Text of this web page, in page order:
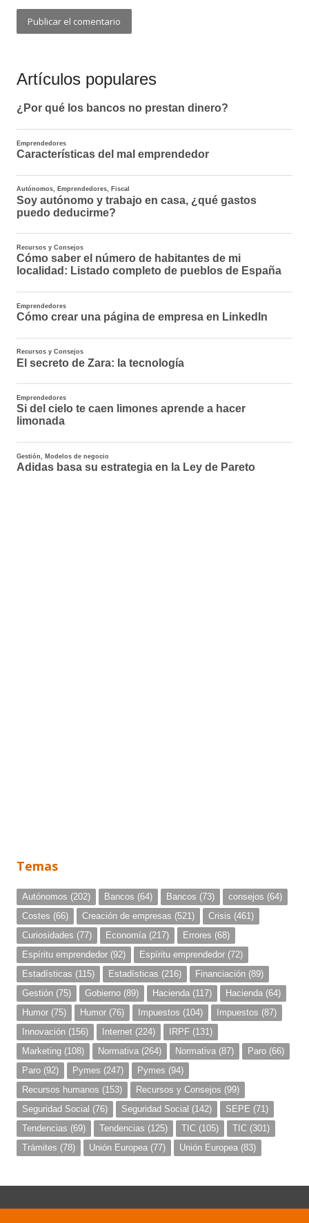
Artículos populares
Temas
Autónomos (202) Bancos (64) Bancos (73) consejos (64)
Costes (66) Creación de empresas (521) Crisis (461)
Curiosidades (77) Economía (217) Errores (68)
Espíritu emprendedor (92) Espíritu emprendedor (72)
Estadísticas (115) Estadísticas (216) Financiación (89)
Gestión (75) Gobierno (89) Hacienda (117) Hacienda (64)
Humor (75) Humor (76) Impuestos (104) Impuestos (87)
Innovación (156) Internet (224) IRPF (131)
Marketing (108) Normativa (264) Normativa (87) Paro (66)
Paro (92) Pymes (247) Pymes (94)
Recursos humanos (153) Recursos y Consejos (99)
Seguridad Social (76) Seguridad Social (142) SEPE (71)
Tendencias (69) Tendencias (125) TIC (105) TIC (301)
Trámites (78) Unión Europea (77) Unión Europea (83)